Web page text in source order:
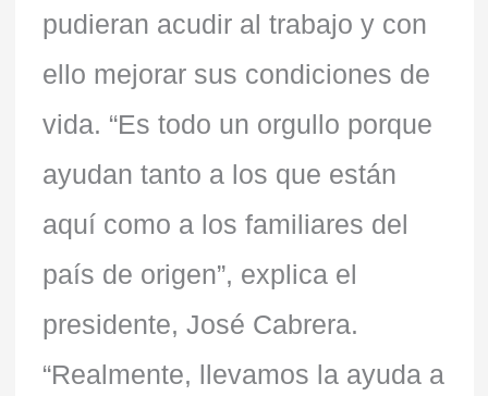
pudieran acudir al trabajo y con
ello mejorar sus condiciones de
vida. “Es todo un orgullo porque
ayudan tanto a los que están
aquí como a los familiares del
país de origen”, explica el
presidente, José Cabrera.
“Realmente, llevamos la ayuda a